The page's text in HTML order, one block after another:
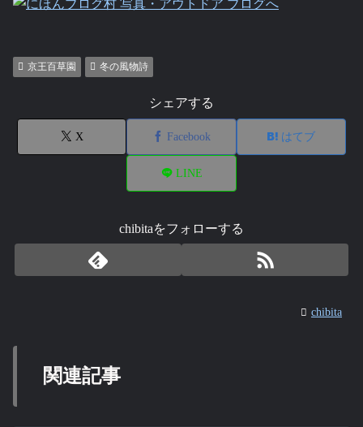
京王百草園 冬の風物詩
シェアする
X Facebook はてブ
LINE
chibitaをフォローする
chibita
関連記事